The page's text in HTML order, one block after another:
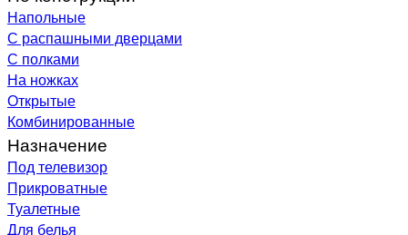
Напольные
С распашными дверцами
С полками
На ножках
Открытые
Комбинированные
Назначение
Под телевизор
Прикроватные
Туалетные
Для белья